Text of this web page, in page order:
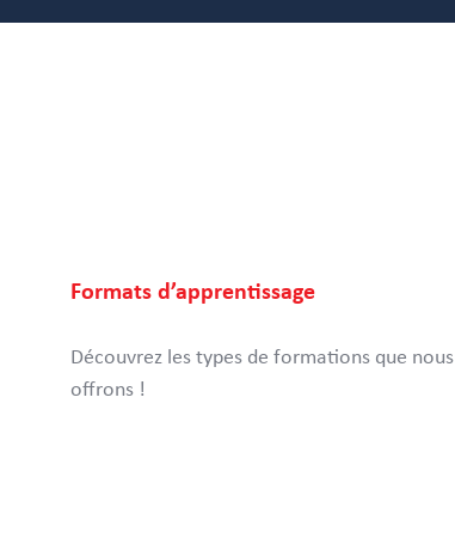
Formats d’apprentissage
Découvrez les types de formations que nous
offrons !